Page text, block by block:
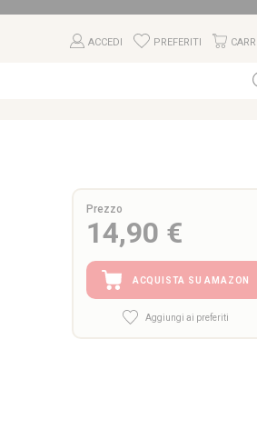
ACCEDI PREFERITI
Prezzo
14,90 €
ACQUISTA SU AMAZON
Aggiungi ai preferiti